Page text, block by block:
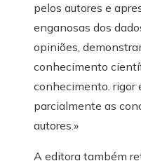
pelos autores e
enganosas dos
opiniões,
conhecimento
conhecimento. rigor
parcialmente as
autores.»
A editora também